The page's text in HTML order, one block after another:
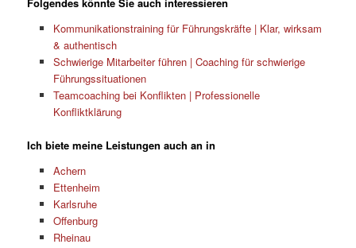
Folgendes könnte Sie auch interessieren
Kommunikationstraining für Führungskräfte | Klar, wirksam
& authentisch
Schwierige Mitarbeiter führen | Coaching für schwierige
Führungssituationen
Teamcoaching bei Konflikten | Professionelle
Konfliktklärung
Ich biete meine Leistungen auch an in
Achern
Ettenheim
Karlsruhe
Offenburg
Rheinau